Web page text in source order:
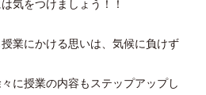
気をつけましょう！！
業にかける思いは、気候に負けず
に授業の内容もステップアップし